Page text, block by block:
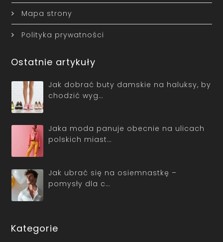
Mapa strony
Polityka prywatności
Ostatnie artykuły
Jak dobrać buty damskie na haluksy, by
chodzić wyg…
Jaka moda panuje obecnie na ulicach
polskich miast…
Jak ubrać się na osiemnastkę –
pomysły dla c…
Kategorie